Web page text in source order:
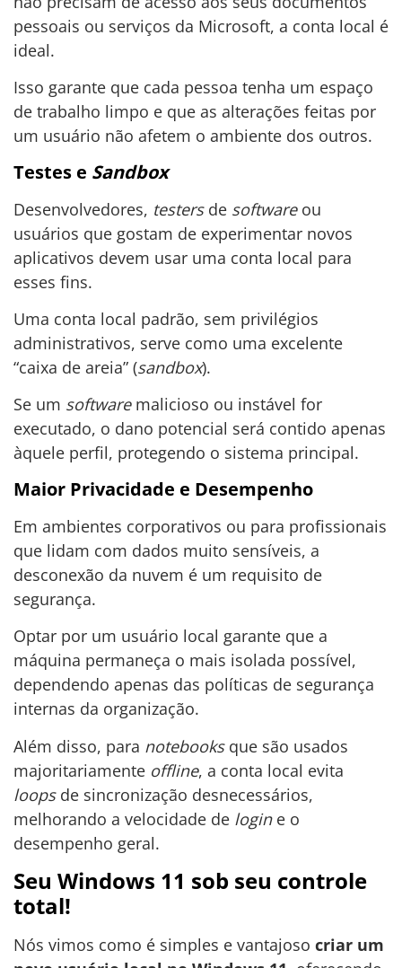
pessoais ou serviços da Microsoft, a conta local é
ideal.
Isso garante que cada pessoa tenha um espaço
de trabalho limpo e que as alterações feitas por
um usuário não afetem o ambiente dos outros.
Testes e Sandbox
Desenvolvedores, testersde softwareou
usuários que gostam de experimentar novos
aplicativos devem usar uma conta local para
esses fins.
Uma conta local padrão, sem privilégios
administrativos, serve como uma excelente
“caixa de areia” (sandbox).
Se um softwaremalicioso ou instável for
executado, o dano potencial será contido apenas
àquele perfil, protegendo o sistema principal.
Maior Privacidade e Desempenho
Em ambientes corporativos ou para profissionais
que lidam com dados muito sensíveis, a
desconexão da nuvem é um requisito de
segurança.
Optar por um usuário local garante que a
máquina permaneça o mais isolada possível,
dependendo apenas das políticas de segurança
internas da organização.
Além disso, para notebooksque são usados
majoritariamente offline, a conta local evita
loopsde sincronização desnecessários,
melhorando a velocidade de logine o
desempenho geral.
Seu Windows 11 sob seu controle
total!
Nós vimos como é simples e vantajoso criar um